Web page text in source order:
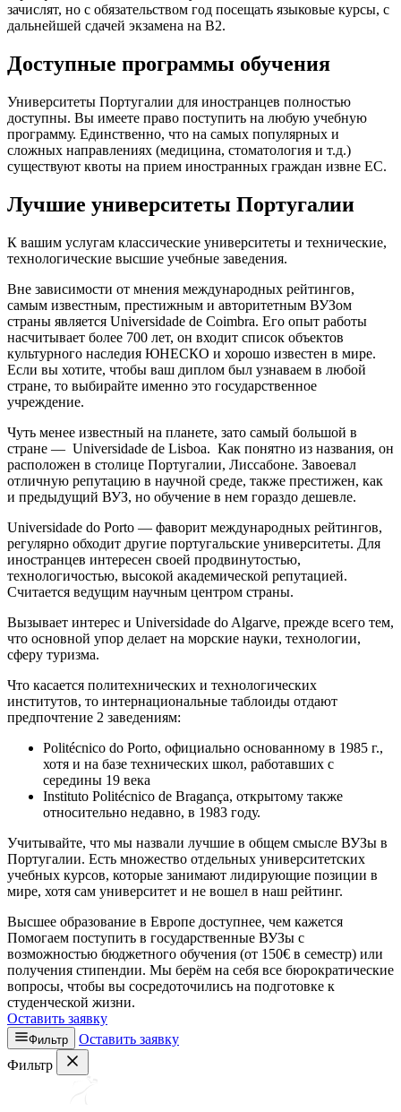
зачислят, но с обязательством год посещать языковые курсы, с
дальнейшей сдачей экзамена на В2.
Доступные программы обучения
Университеты Португалии для иностранцев полностью
доступны. Вы имеете право поступить на любую учебную
программу. Единственно, что на самых популярных и
сложных направлениях (медицина, стоматология и т.д.)
существуют квоты на прием иностранных граждан извне ЕС.
Лучшие университеты Португалии
К вашим услугам классические университеты и технические,
технологические высшие учебные заведения.
Вне зависимости от мнения международных рейтингов,
самым известным, престижным и авторитетным ВУЗом
страны является Universidade de Coimbra. Его опыт работы
насчитывает более 700 лет, он входит список объектов
культурного наследия ЮНЕСКО и хорошо известен в мире.
Если вы хотите, чтобы ваш диплом был узнаваем в любой
стране, то выбирайте именно это государственное
учреждение.
Чуть менее известный на планете, зато самый большой в
стране — Universidade de Lisboa. Как понятно из названия, он
расположен в столице Португалии, Лиссабоне. Завоевал
отличную репутацию в научной среде, также престижен, как
и предыдущий ВУЗ, но обучение в нем гораздо дешевле.
Universidade do Porto — фаворит международных рейтингов,
регулярно обходит другие португальские университеты. Для
иностранцев интересен своей продвинутостью,
технологичостью, высокой академической репутацией.
Считается ведущим научным центром страны.
Вызывает интерес и Universidade do Algarve, прежде всего тем,
что основной упор делает на морские науки, технологии,
сферу туризма.
Что касается политехнических и технологических
институтов, то интернациональные таблоиды отдают
предпочтение 2 заведениям:
Politécnico do Porto, официально основанному в 1985 г.,
хотя и на базе технических школ, работавших с
середины 19 века
Instituto Politécnico de Bragança, открытому также
относительно недавно, в 1983 году.
Учитывайте, что мы назвали лучшие в общем смысле ВУЗы в
Португалии. Есть множество отдельных университетских
учебных курсов, которые занимают лидирующие позиции в
мире, хотя сам университет и не вошел в наш рейтинг.
Высшее образование в Европе доступнее, чем кажется
Помогаем поступить в государственные ВУЗы с
возможностью бюджетного обучения (от 150€ в семестр) или
получения стипендии. Мы берём на себя все бюрократические
вопросы, чтобы вы сосредоточились на подготовке к
студенческой жизни.
Оставить заявку
Фильтр
Оставить заявку
Фильтр